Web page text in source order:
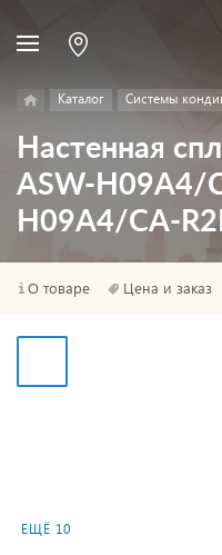
Каталог Системы
Настенная
ASW-H09A4/
H09A4/CA-
О товаре Цена и заказ
ЕЩЁ 10